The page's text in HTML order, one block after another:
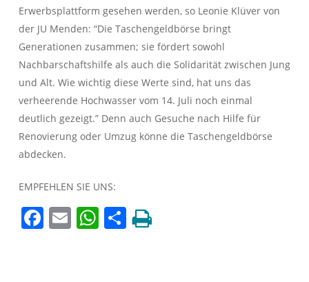
Erwerbsplattform gesehen werden, so Leonie Klüver von
der JU Menden: “Die Taschengeldbörse bringt
Generationen zusammen; sie fördert sowohl
Nachbarschaftshilfe als auch die Solidarität zwischen Jung
und Alt. Wie wichtig diese Werte sind, hat uns das
verheerende Hochwasser vom 14. Juli noch einmal
deutlich gezeigt.” Denn auch Gesuche nach Hilfe für
Renovierung oder Umzug könne die Taschengeldbörse
abdecken.
EMPFEHLEN SIE UNS:
Facebook
EmailWhatsApp
Teilen